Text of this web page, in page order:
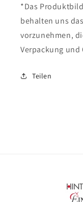
*Das
behalten uns
vorzunehmen,
Verpackung und
Teilen